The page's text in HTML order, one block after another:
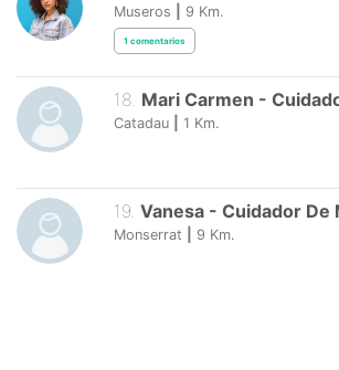
Museros 9 Km.
1 comentarios
18. Mari Carmen -
Catadau 1 Km.
19. Vanesa - Cuidador De
Monserrat 9 Km.